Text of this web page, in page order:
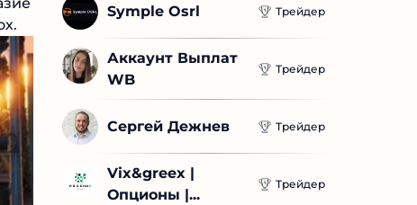
Symple Osrl Трейдер
Аккаунт Выплат
WB
Трейдер
Сергей Дежнев Трейдер
Vix&greex |
Опционы |...
Трейдер